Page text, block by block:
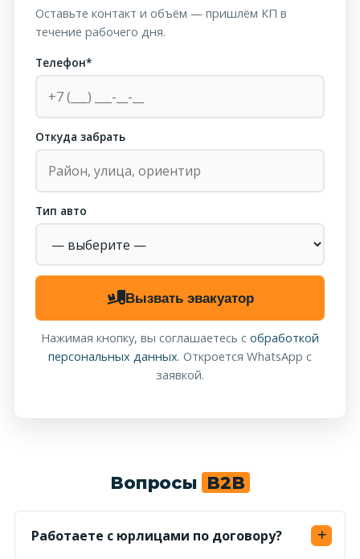
Оставьте контакт и объём — пришлём КП в
течение рабочего дня.
Телефон*
Откуда забрать
Тип авто
Вызвать эвакуатор
Нажимая кнопку, вы соглашаетесь с обработкой
персональных данных. Откроется WhatsApp с
заявкой.
Вопросы B2B
Работаете с юрлицами по договору?